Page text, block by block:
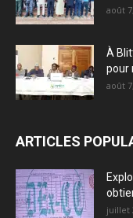
août
À
pour
août
ARTICLES
juillet